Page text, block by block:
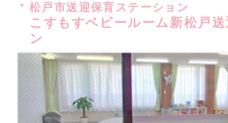
松戸市送迎保育ステーション
こすもすベビールーム新松戸
ン